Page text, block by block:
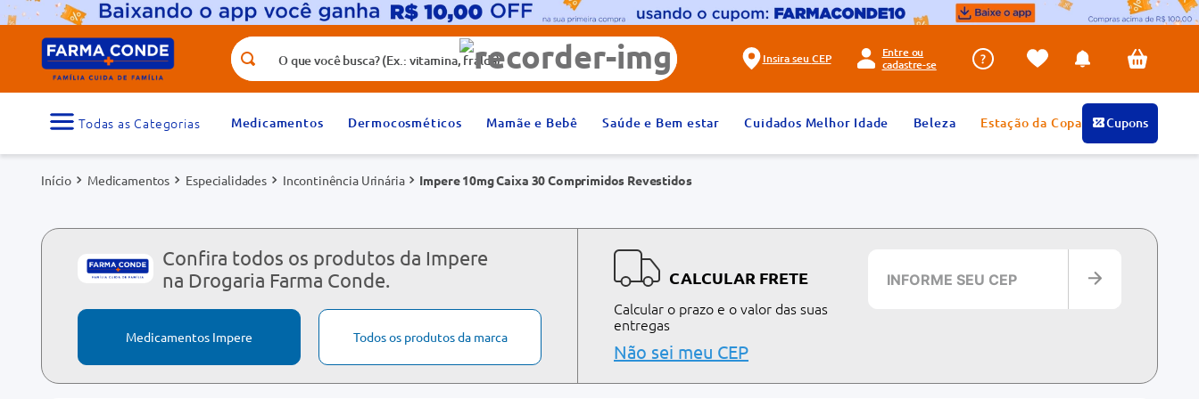
O que você busca? (Ex.: vitamina, fralda)
Insira seu CEP
Entre ou
cadastre-se
Medicamentos Dermocosméticos Mamãe e Bebê Saúde e Bem estar Cuidados Melhor Idade Beleza Estação da Copa Cupons
Medicamentos Especialidades Incontinência Urinária Impere 10mg Caixa 30 Comprimidos Revestidos
Confira todos os produtos da Impere
na Drogaria Farma Conde.
Medicamentos Impere Todos os produtos da marca
CALCULAR FRETE
Calcular o prazo e o valor das suas
entregas
Não sei meu CEP
Termos mais buscados
1
medicamento 2º
fralda
5º dipirona 6º
absorvente